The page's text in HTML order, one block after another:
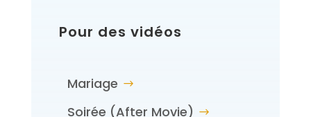
Pour des vidéos
Mariage
Soirée (After Movie)